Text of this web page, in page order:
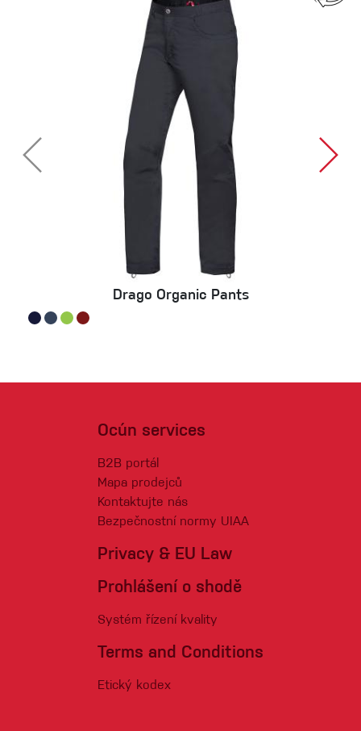
Drago Organic Pants
Ocún services
B2B portál
Mapa prodejců
Kontaktujte nás
Bezpečnostní normy UIAA
Privacy & EU Law
Prohlášení o shodě
Systém řízení kvality
Terms and Conditions
Etický kodex